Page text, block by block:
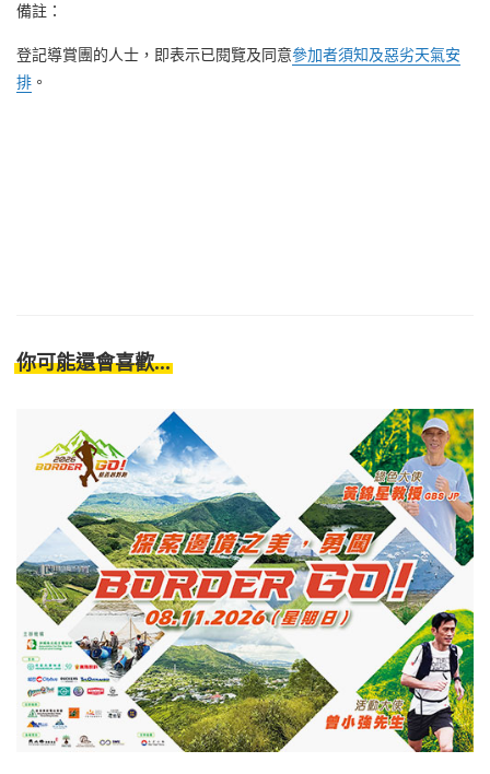
備註：
登記導賞團的人士，即表示已閱覽及同意參加者須知及惡劣天氣安
排 。
你可能還會喜歡...